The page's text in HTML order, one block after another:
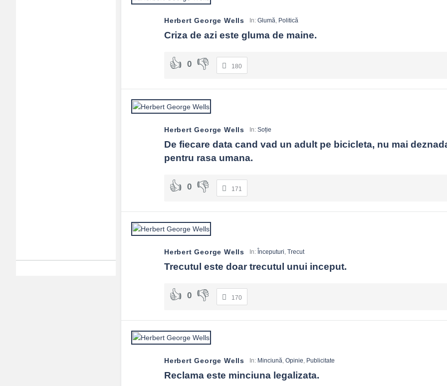
Herbert George Wells In: Glumă, Politică
Criza de azi este gluma de maine.
0 180
Herbert George Wells In: Soție
De fiecare data cand vad un adult pe bicicleta, nu mai
pentru rasa umana.
0 171
Herbert George Wells In: Începuturi, Trecut
Trecutul este doar trecutul unui inceput.
0 170
Herbert George Wells In: Minciună, Opinie, Publicitate
Reclama este minciuna legalizata.